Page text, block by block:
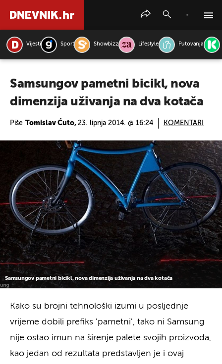
Vijesti Sport Showbizz Lifestyle Putovanja
Samsungov pametni bicikl, nova
dimenzija uživanja na dva kotača
Piše Tomislav Ćuto, 23. lipnja 2014. @ 16:24 KOMENTARI
Samsungov pametni bicikl, nova dimenzija uživanja na dva kotača
Kako su brojni tehnološki izumi u posljednje
vrijeme dobili prefiks 'pametni', tako ni Samsung
nije ostao imun na širenje palete svojih proizvoda,
kao jedan od rezultata predstavljen je i ovaj
PRETRAŽITE VIJESTI